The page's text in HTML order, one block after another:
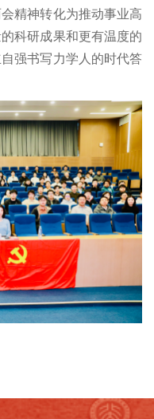
精神转化为推动事业高
科研成果和更有温度的
强书写力学人的时代答